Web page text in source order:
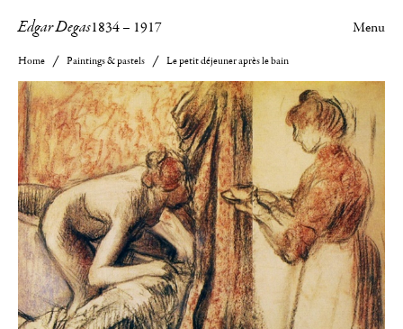
Edgar Degas1834– 1917 Menu
Home Paintings & pastels Le petit déjeuner après le bain